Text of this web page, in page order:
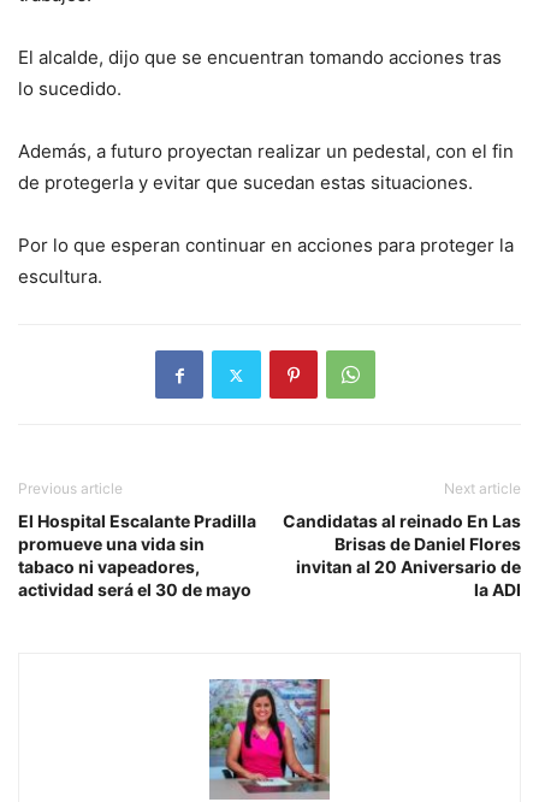
El alcalde, dijo que se encuentran tomando acciones tras
lo sucedido.
Además, a futuro proyectan realizar un pedestal, con el fin
de protegerla y evitar que sucedan estas situaciones.
Por lo que esperan continuar en acciones para proteger la
escultura.
Previous article
El Hospital Escalante Pradilla
promueve una vida sin
tabaco ni vapeadores,
actividad será el 30 de mayo
Next article
Candidatas al reinado En Las
Brisas de Daniel Flores
invitan al 20 Aniversario de
la ADI